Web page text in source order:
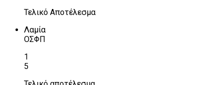
Τελικό Αποτέλεσμα
Λαμία
ΟΣΦΠ
1
5